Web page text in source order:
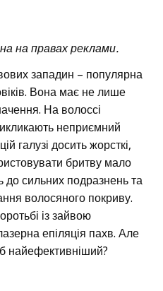
на правах реклами.
западин – популярна
Вона має не лише
На волоссі
неприємний
галузі досить жорсткі,
бритву мало
сильних подразнень та
волосяного покриву.
із зайвою
епіляція пахв. Але
найефективніший?